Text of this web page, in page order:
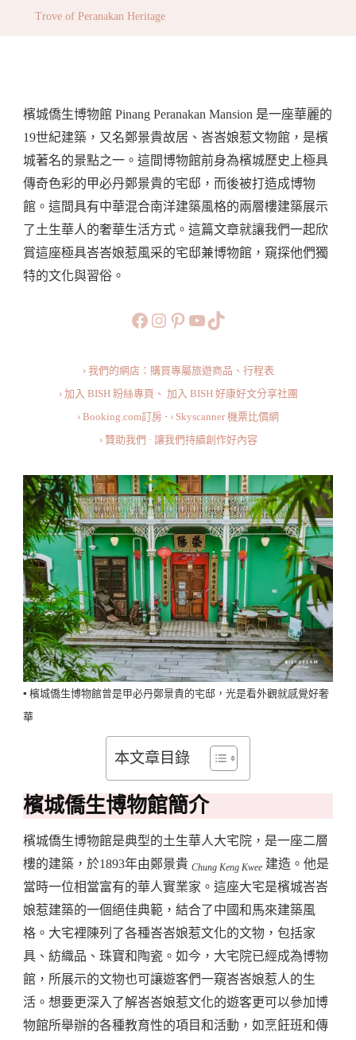
生
華
人
的
生
活
與
·
解
峇
峇
娘
文
化
與
歷
史
Pinang
Peranakan
Mansion:
A
Trove
Of
Heritage
Trove of Peranakan Heritage
檳城僑生博物館 Pinang Peranakan Mansion 是一座華麗的
19世紀建築，又名鄭景貴故居、峇峇娘惹文物館，是檳
城著名的景點之一。這間博物館前身為檳城歷史上極具
傳奇色彩的甲必丹鄭景貴的宅邸，而後被打造成博物
館。這間具有中華混合南洋建築風格的兩層樓建築展示
了土生華人的奢華生活方式。這篇文章就讓我們一起欣
賞這座極具峇峇娘惹風采的宅邸兼博物館，窺探他們獨
特的文化與習俗。
https://www.facebook.com/
https://
https://
旅行美食小短片TikTok
› 我們的網店：購買專屬旅遊商品、行程表
› 加入 BISH 粉絲專頁、 加入 BISH 好康好文分享社團
› Booking.com訂房 · › Skyscanner 機票比價網
› 贊助我們 · 讓我們持續創作好內容
▪️ 檳城僑生博物館曾是甲必丹鄭景貴的宅邸，光是看外觀就感覺好奢
華
本文章目錄
檳城僑生博物館簡介
檳城僑生博物館是典型的土生華人大宅院，是一座二層
樓的建築，於1893年由鄭景貴 Chung Keng Kwee 建造。他是
當時一位相當富有的華人實業家。這座大宅是檳城峇峇
娘惹建築的一個絕佳典範，結合了中國和馬來建築風
格。大宅裡陳列了各種峇峇娘惹文化的文物，包括家
具、紡織品、珠寶和陶瓷。如今，大宅院已經成為博物
館，所展示的文物也可讓遊客們一窺峇峇娘惹人的生
活。想要更深入了解峇峇娘惹文化的遊客更可以參加博
物館所舉辦的各種教育性的項目和活動，如烹飪班和傳